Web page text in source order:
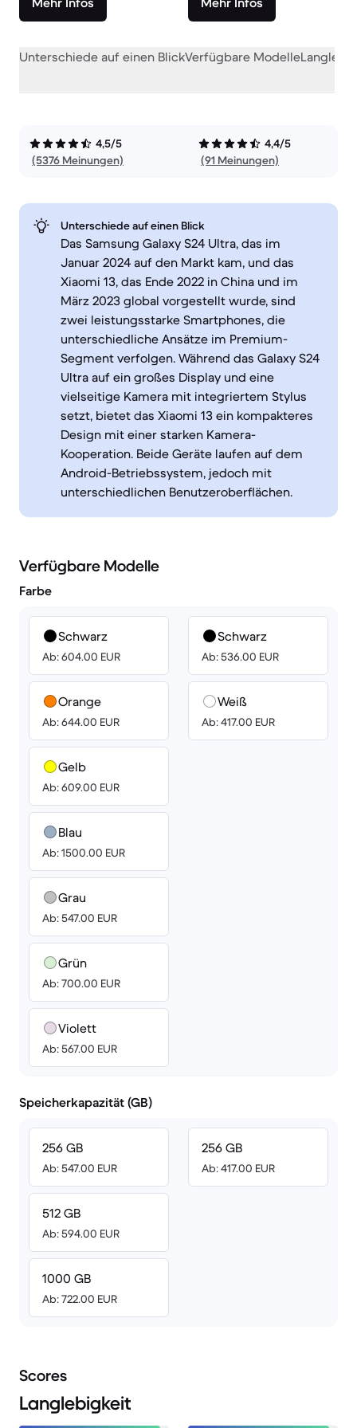
Unterschiede auf einen BlickVerfügbare Modelle
4,5/5
(5376 Meinungen)
4,4/5
(91 Meinungen)
Unterschiede auf einen Blick
Das Samsung Galaxy S24 Ultra, das im
Januar 2024 auf den Markt kam, und das
Xiaomi 13, das Ende 2022 in China und im
März 2023 global vorgestellt wurde, sind
zwei leistungsstarke Smartphones, die
unterschiedliche Ansätze im Premium-
Segment verfolgen. Während das Galaxy S24
Ultra auf ein großes Display und eine
vielseitige Kamera mit integriertem Stylus
setzt, bietet das Xiaomi 13 ein kompakteres
Design mit einer starken Kamera-
Kooperation. Beide Geräte laufen auf dem
Android-Betriebssystem, jedoch mit
unterschiedlichen Benutzeroberflächen.
Verfügbare Modelle
Farbe
Schwarz
Ab: 604.00 EUR
Orange
Ab: 644.00 EUR
Gelb
Ab: 609.00 EUR
Blau
Ab: 1500.00 EUR
Grau
Ab: 547.00 EUR
Grün
Ab: 700.00 EUR
Violett
Ab: 567.00 EUR
Schwarz
Ab: 536.00 EUR
Weiß
Ab: 417.00 EUR
Speicherkapazität (GB)
256 GB
Ab: 547.00 EUR
512 GB
Ab: 594.00 EUR
1000 GB
Ab: 722.00 EUR
256 GB
Ab: 417.00 EUR
Scores
Langlebigkeit